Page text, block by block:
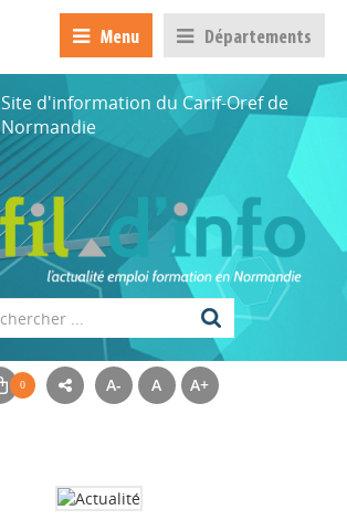
Menu Départements
Site d'information du Carif-Oref de
Normandie
A- A A+